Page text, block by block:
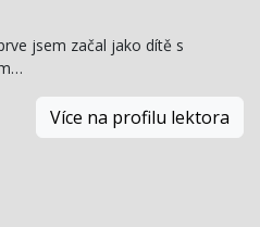
jsem začal jako dítě s
Více na profilu lektora